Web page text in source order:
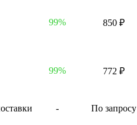
99% 850 ₽
99% 772 ₽
- По запросу